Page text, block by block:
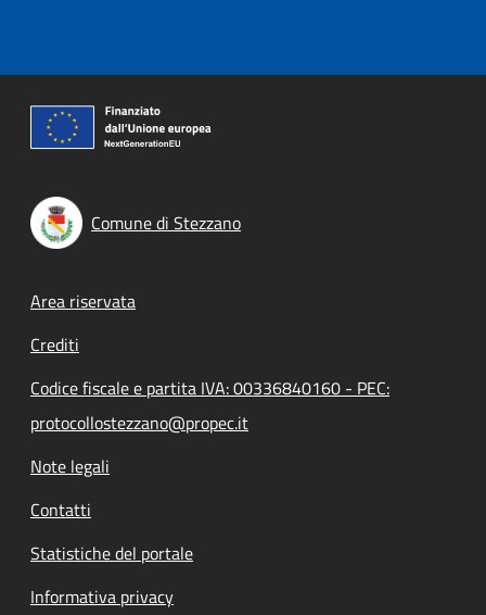
Comune di Stezzano
Footer menu
Area riservata
Crediti
Codice fiscale e partita IVA: 00336840160 - PEC:
protocollostezzano@propec.it
Note legali
Contatti
Statistiche del portale
Informativa privacy